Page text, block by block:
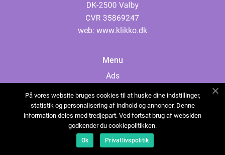
web: www.klikko.dk
Menu
Ads
Cookies
Contact
Sitemap
På vores website bruges cookies til at huske dine indstillinger,
statistik og personalisering af indhold og annoncer. Denne
information deles med tredjepart. Ved fortsat brug af websiden
godkender du cookiepolitikken.
Ok Privatlivspolitik